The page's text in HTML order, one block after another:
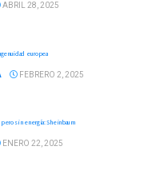
ABRIL 28, 2025
europea
FEBRERO 2, 2025
pero sin energía: Sheinbaum
ENERO 22, 2025